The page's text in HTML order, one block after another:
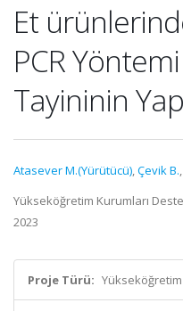
Et
PCR
Tayininin
Atasever M.(Yürütücü),Çevik B.,
Yükseköğretim Kurumları
2023
Proje Türü: